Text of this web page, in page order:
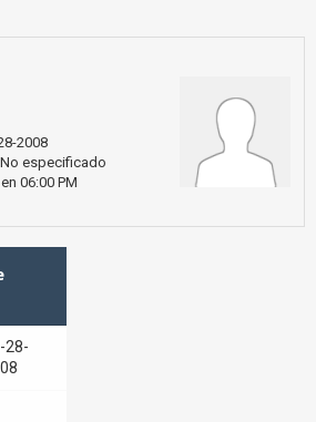
2008
No especificado
06:00 PM
28-